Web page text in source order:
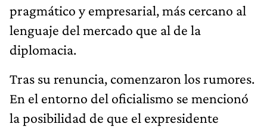
pragmático y empresarial, más cercano al
lenguaje del mercado que al de la
diplomacia.
Tras su renuncia, comenzaron los rumores.
En el entorno del oficialismo se mencionó
la posibilidad de que el expresidente